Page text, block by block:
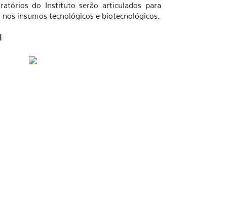
do Instituto serão articulados para
insumos tecnológicos e biotecnológicos.